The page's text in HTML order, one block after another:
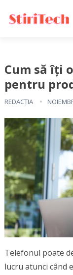
Cum să îți
pentru
REDACȚIA
Telefonul poate
lucru atunci când